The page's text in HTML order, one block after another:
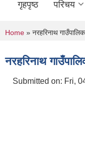
गृहपृष्ठ परिचय
You are
Home » नरहरिनाथ
नरहरिनाथ
Submitted on: Fri,